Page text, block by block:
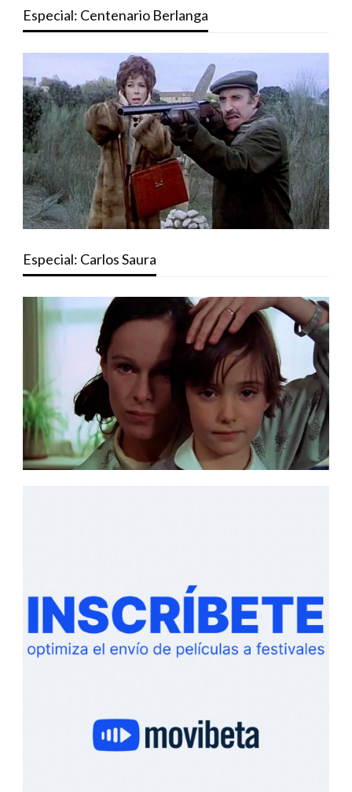
Especial: Centenario Berlanga
Especial: Carlos Saura